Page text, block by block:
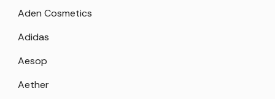
Aden Cosmetics
Adidas
Aesop
Aether